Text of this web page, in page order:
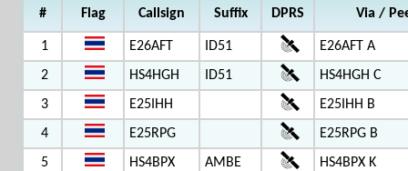
# Flag Callsign Suffix DPRS Via /
1 E26AFT ID51
E26AFT A
2
HS4HGH ID51
HS4HGH C
3
E25IHH
E25IHH B
4
E25RPG
E25RPG B
5
HS4BPX AMBE
HS4BPX K